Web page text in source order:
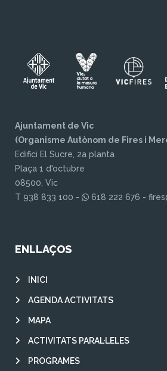
Ajuntament de Vic
(Organisme Autònom de Fires i
Edifici El Sucre, 2a planta
Plaça 1 d'octubre
08500, Vic
T 938 833 100 -
618 222 676 -
ENLLAÇOS
INICI
AGENDA ACTIVITATS
MAPA
ACTIVITATS PARAL·LELES
PROGRAMES